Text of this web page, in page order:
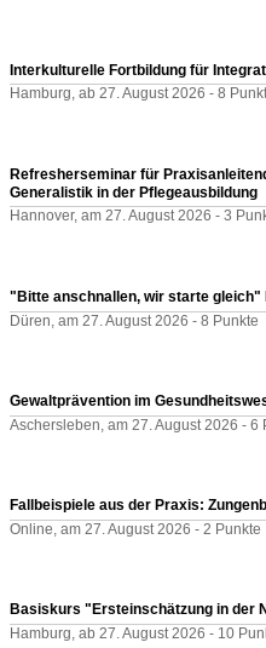
Interkulturelle Fortbildung für
Hamburg, ab 27. August 2026 - 8
Refresherseminar für
Generalistik in der Pflegeausbildung
Hannover, am 27. August 2026 - 3
"Bitte anschnallen, wir starte gleich"
Düren, am 27. August 2026 - 8 Punkte
Gewaltprävention im
Aschersleben, am 27. August 2026 - 6
Fallbeispiele aus der Praxis:
Online, am 27. August 2026 - 2 Punkte
Basiskurs "Ersteinschätzung in der
Hamburg, ab 27. August 2026 - 10